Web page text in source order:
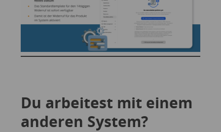
Du arbeitest mit einem
anderen System?